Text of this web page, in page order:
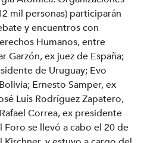
mil personas) participarán
y encuentros con
Humanos, entre
Garzón, ex juez de España;
de Uruguay; Evo
Ernesto Samper, ex
Luís Rodríguez Zapatero,
Correa, ex presidente
Foro se llevó a cabo el 20 de